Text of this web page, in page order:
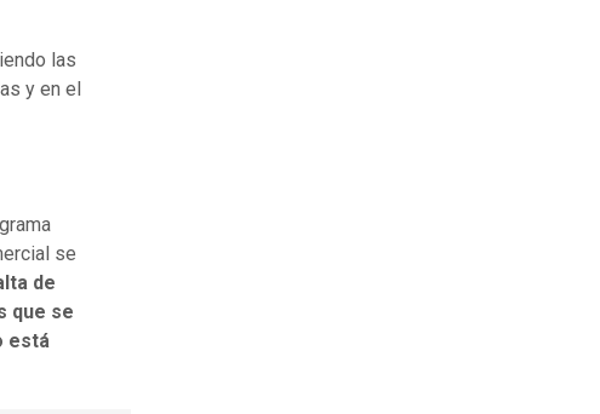
las
y en el
se
de
que se
está